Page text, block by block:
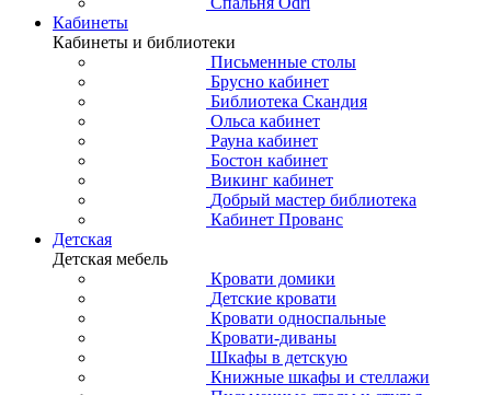
Кабинеты
Кабинеты и библиотеки
Письменные столы
Брусно кабинет
Библиотека Скандия
Ольса кабинет
Рауна кабинет
Бостон кабинет
Викинг кабинет
Добрый мастер библиотека
Кабинет Прованс
Детская
Детская мебель
Кровати домики
Детские кровати
Кровати односпальные
Кровати-диваны
Шкафы в детскую
Книжные шкафы и стеллажи